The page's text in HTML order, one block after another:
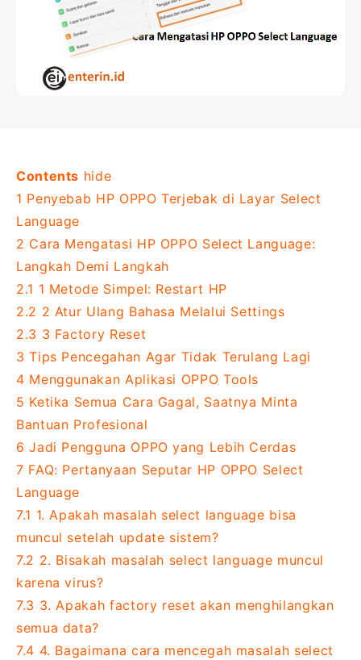
Contents hide
1 Penyebab HP OPPO Terjebak di Layar Select
Language
2 Cara Mengatasi HP OPPO Select Language:
Langkah Demi Langkah
2.1 1 Metode Simpel: Restart HP
2.2 2 Atur Ulang Bahasa Melalui Settings
2.3 3 Factory Reset
3 Tips Pencegahan Agar Tidak Terulang Lagi
4 Menggunakan Aplikasi OPPO Tools
5 Ketika Semua Cara Gagal, Saatnya Minta
Bantuan Profesional
6 Jadi Pengguna OPPO yang Lebih Cerdas
7 FAQ: Pertanyaan Seputar HP OPPO Select
Language
7.1 1. Apakah masalah select language bisa
muncul setelah update sistem?
7.2 2. Bisakah masalah select language muncul
karena virus?
7.3 3. Apakah factory reset akan menghilangkan
semua data?
7.4 4. Bagaimana cara mencegah masalah select